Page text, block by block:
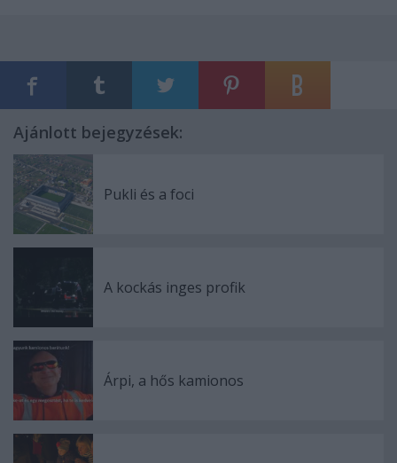
Ajánlott bejegyzések:
Pukli és a foci
A kockás inges profik
Árpi, a hős kamionos